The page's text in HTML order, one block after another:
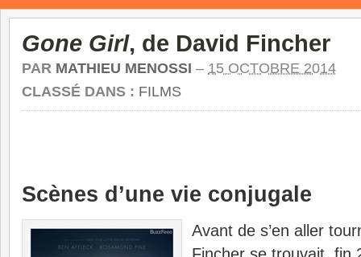
Gone Girl, de David Fincher
PAR MATHIEU MENOSSI – 15 OCTOBRE 2014
CLASSÉ DANS : FILMS
Scènes d’une vie conjugale
Avant de s’en aller